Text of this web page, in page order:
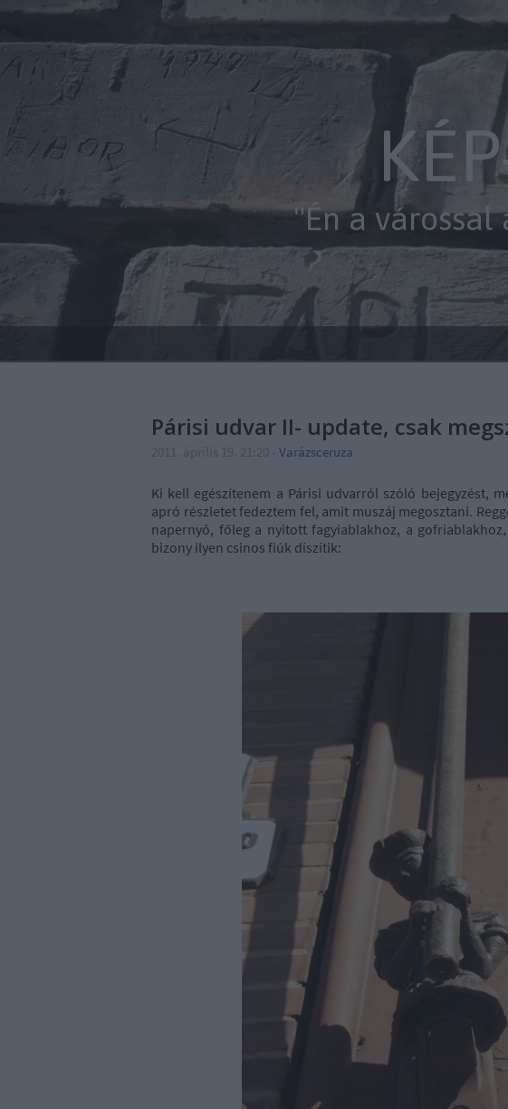
"Én a
Párisi udvar II- update, csak
Varázsceruza
Ki kell egészítenem a Párisi udvarról szóló bejegyzést,
apró részletet fedeztem fel, amit muszáj megosztani.
napernyő, főleg a nyitott fagyiablakhoz, a
bizony ilyen csinos fiúk díszítik: